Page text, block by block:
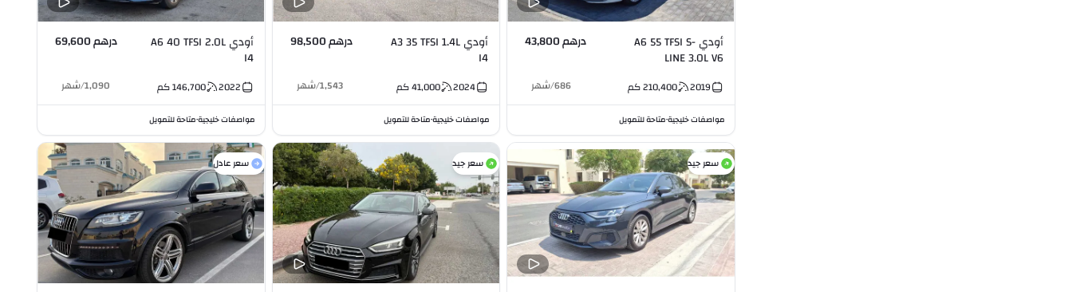
أودي A6 55 TFSI S-
LINE 3.0L V6
درهم 43,800
2019
210,400كم 686
/شهر
مواصفات خليجية•متاحة للتمويل
أودي A3 35 TFSI 1.4L
I4
درهم 98,500
2024
41,000كم 1,543
/شهر
مواصفات خليجية•متاحة للتمويل
أودي A6 40 TFSI 2.0L
I4
درهم 69,600
2022
146,700كم 1,090
/شهر
مواصفات خليجية•متاحة للتمويل
سعر جيد سعر جيد سعر عادل